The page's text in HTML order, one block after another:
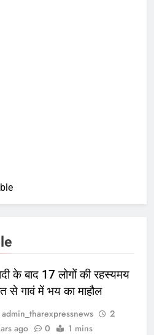
के बाद 17 लोगों की रहस्यमय
से गावं में भय का माहौल
admin_tharexpressnews
2
ago
0 1 mins